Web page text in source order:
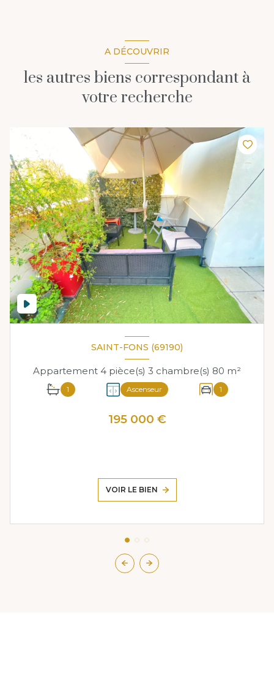
A DÉCOUVRIR
les autres biens correspondant à
votre recherche
SAINT-FONS (69190)
Appartement 4 pièce(s) 3 chambre(s) 80 m²
1 Ascenseur 1
195 000 €
VOIR LE BIEN